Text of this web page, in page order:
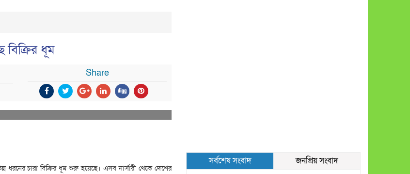
বিক্রির ধূম
Share
চারা বিক্রির ধূম শুরু হয়েছে। এসব নার্সারী থেকে দেশের
সর্বশেষ সংবাদ
জনপ্রিয় সংবাদ